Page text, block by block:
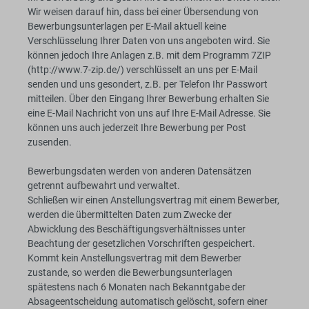
Wir weisen darauf hin, dass bei einer Übersendung von
Bewerbungsunterlagen per E-Mail aktuell keine
Verschlüsselung Ihrer Daten von uns angeboten wird. Sie
können jedoch Ihre Anlagen z.B. mit dem Programm 7ZIP
(http://www.7-zip.de/) verschlüsselt an uns per E-Mail
senden und uns gesondert, z.B. per Telefon Ihr Passwort
mitteilen. Über den Eingang Ihrer Bewerbung erhalten Sie
eine E-Mail Nachricht von uns auf Ihre E-Mail Adresse. Sie
können uns auch jederzeit Ihre Bewerbung per Post
zusenden.
Bewerbungsdaten werden von anderen Datensätzen
getrennt aufbewahrt und verwaltet.
Schließen wir einen Anstellungsvertrag mit einem Bewerber,
werden die übermittelten Daten zum Zwecke der
Abwicklung des Beschäftigungsverhältnisses unter
Beachtung der gesetzlichen Vorschriften gespeichert.
Kommt kein Anstellungsvertrag mit dem Bewerber
zustande, so werden die Bewerbungsunterlagen
spätestens nach 6 Monaten nach Bekanntgabe der
Absageentscheidung automatisch gelöscht, sofern einer